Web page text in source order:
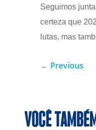
Seguimos
certeza que
lutas, mas
← Previous
VOCÊ